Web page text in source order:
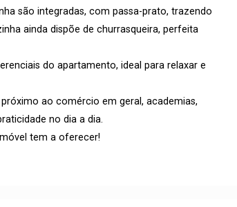
são integradas, com passa-prato, trazendo
ainda dispõe de churrasqueira, perfeita
do apartamento, ideal para relaxar e
ao comércio em geral, academias,
no dia a dia.
tem a oferecer!